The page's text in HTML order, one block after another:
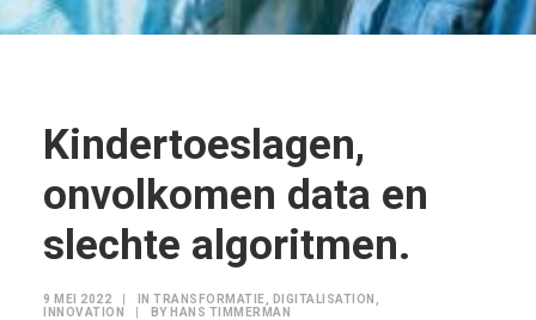
Kindertoeslagen,
onvolkomen data en
slechte algoritmen.
9 MEI 2022 IN TRANSFORMATIE DIGITALISATION
INNOVATION
BY HANS TIMMERMAN